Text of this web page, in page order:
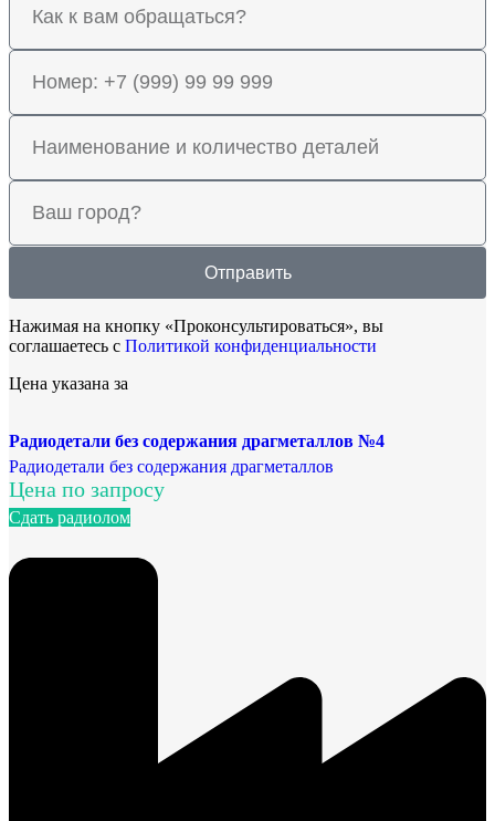
Отправить
Нажимая на кнопку «Проконсультироваться», вы
соглашаетесь с Политикой конфиденциальности
Цена указана за
Радиодетали без содержания драгметаллов №4
Радиодетали без содержания драгметаллов
Цена по запросу
Сдать радиолом